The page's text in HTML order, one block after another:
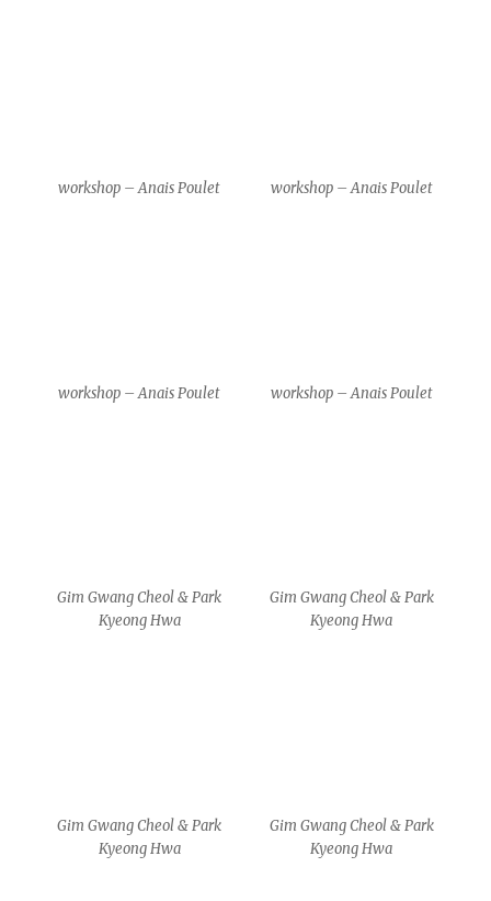
workshop – Anais Poulet workshop – Anais Poulet
workshop – Anais Poulet workshop – Anais Poulet
Gim Gwang Cheol & Park
Kyeong Hwa
Gim Gwang Cheol & Park
Kyeong Hwa
Gim Gwang Cheol & Park
Kyeong Hwa
Gim Gwang Cheol & Park
Kyeong Hwa